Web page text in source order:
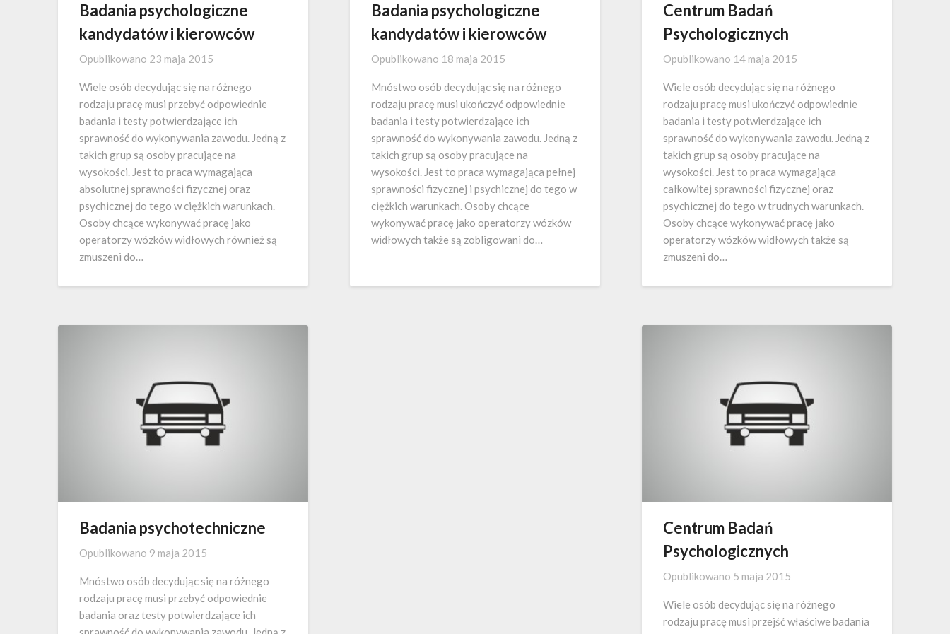
Badania psychologiczne
kandydatów i kierowców
Opublikowano 23 maja 2015
Wiele osób decydując się na różnego
rodzaju pracę musi przebyć odpowiednie
badania i testy potwierdzające ich
sprawność do wykonywania zawodu. Jedną z
takich grup są osoby pracujące na
wysokości. Jest to praca wymagająca
absolutnej sprawności fizycznej oraz
psychicznej do tego w ciężkich warunkach.
Osoby chcące wykonywać pracę jako
operatorzy wózków widłowych również są
zmuszeni do…
Badania psychologiczne
kandydatów i kierowców
Opublikowano 18 maja 2015
Mnóstwo osób decydując się na różnego
rodzaju pracę musi ukończyć odpowiednie
badania i testy potwierdzające ich
sprawność do wykonywania zawodu. Jedną z
takich grup są osoby pracujące na
wysokości. Jest to praca wymagająca pełnej
sprawności fizycznej i psychicznej do tego w
ciężkich warunkach. Osoby chcące
wykonywać pracę jako operatorzy wózków
widłowych także są zobligowani do…
Centrum Badań
Psychologicznych
Opublikowano 14 maja 2015
Wiele osób decydując się na różnego
rodzaju pracę musi ukończyć odpowiednie
badania i testy potwierdzające ich
sprawność do wykonywania zawodu. Jedną z
takich grup są osoby pracujące na
wysokości. Jest to praca wymagająca
całkowitej sprawności fizycznej oraz
psychicznej do tego w trudnych warunkach.
Osoby chcące wykonywać pracę jako
operatorzy wózków widłowych także są
zmuszeni do…
Badania psychotechniczne
Opublikowano 9 maja 2015
Mnóstwo osób decydując się na różnego
rodzaju pracę musi przebyć odpowiednie
badania oraz testy potwierdzające ich
Centrum Badań
Psychologicznych
Opublikowano 5 maja 2015
Wiele osób decydując się na różnego
rodzaju pracę musi przejść właściwe badania